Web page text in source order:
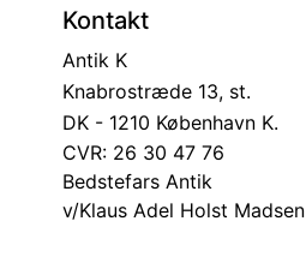
Kontakt
Antik K
Knabrostræde 13, st.
DK - 1210 København K.
CVR: 26 30 47 76
Bedstefars Antik
v/Klaus Adel Holst Madsen